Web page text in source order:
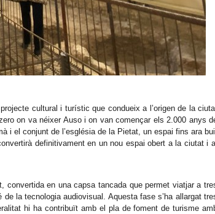
cultural i turístic que condueix a l’origen de la
on va néixer Auso i on van començar els 2.000 anys
i el conjunt de l’església de la Pietat, un espai fins ara
definitivament en un nou espai obert a la ciutat i
en una capsa tancada que permet viatjar a
la tecnologia audiovisual. Aquesta fase s’ha allargat
hi ha contribuït amb el pla de foment de turisme